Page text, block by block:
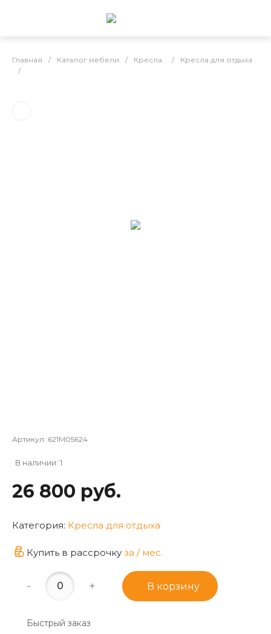
Главная / Каталог мебели / Кресла /
Кресла для отдыха
/
Артикул: 621M05624
В наличии: 1
26 800 руб.
Категория: Кресла для отдыха
Купить в рассрочку за / мес.
- + В корзину
Быстрый заказ